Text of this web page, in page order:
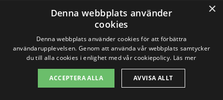
Få 3 erbjudanden, gratis och utan
förpliktelser
×
Denna webbplats använder
cookies
Denna webbplats använder cookies för att förbättra
användarupplevelsen. Genom att använda vår webbplats samtycker
du till alla cookies i enlighet med vår cookiepolicy. Läs mer
ACCEPTERA ALLA AVVISA ALLT